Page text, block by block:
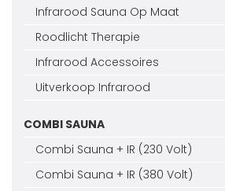
Infrarood Sauna Op Maat
Roodlicht Therapie
Infrarood Accessoires
Uitverkoop Infrarood
COMBI SAUNA
Combi Sauna + IR (230 Volt)
Combi Sauna + IR (380 Volt)